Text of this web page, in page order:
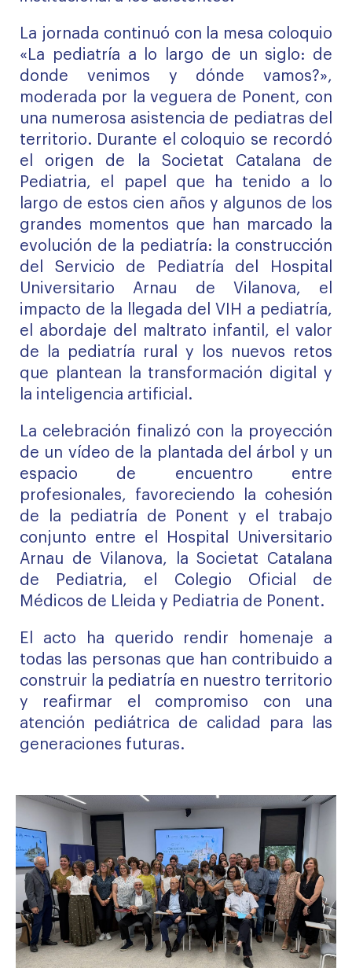
La jornada continuó con la mesa coloquio
«La pediatría a lo largo de un siglo: de
donde venimos y dónde vamos?»,
moderada por la veguera de Ponent, con
una numerosa asistencia de pediatras del
territorio. Durante el coloquio se recordó
el origen de la Societat Catalana de
Pediatria, el papel que ha tenido a lo
largo de estos cien años y algunos de los
grandes momentos que han marcado la
evolución de la pediatría: la construcción
del Servicio de Pediatría del Hospital
Universitario Arnau de Vilanova, el
impacto de la llegada del VIH a pediatría,
el abordaje del maltrato infantil, el valor
de la pediatría rural y los nuevos retos
que plantean la transformación digital y
la inteligencia artificial.
La celebración finalizó con la proyección
de un vídeo de la plantada del árbol y un
espacio de encuentro entre
profesionales, favoreciendo la cohesión
de la pediatría de Ponent y el trabajo
conjunto entre el Hospital Universitario
Arnau de Vilanova, la Societat Catalana
de Pediatria, el Colegio Oficial de
Médicos de Lleida y Pediatria de Ponent.
El acto ha querido rendir homenaje a
todas las personas que han contribuido a
construir la pediatría en nuestro territorio
y reafirmar el compromiso con una
atención pediátrica de calidad para las
generaciones futuras.